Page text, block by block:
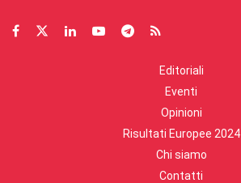
Editoriali
Eventi
Opinioni
Risultati Europee 2024
Chi siamo
Contatti